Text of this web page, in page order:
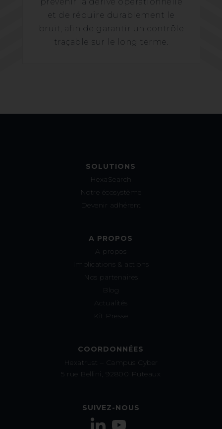
et de réduire durablement le
bruit, afin de garantir un contrôle
traçable sur le long terme.
SOLUTIONS
HexaSearch
Notre écosystème
Devenir adhérent
A PROPOS
A propos
Implications & actions
Nos partenaires
Blog
Actualités
Kit Presse
COORDONNÉES
Hexatrust – Campus Cyber
5 rue Bellini, 92800 Puteaux
SUIVEZ-NOUS